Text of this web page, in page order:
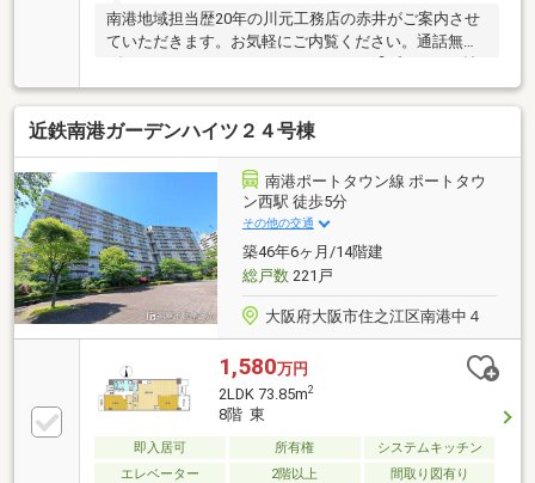
南港地域担当歴20年の川元工務店の赤井がご案内させ
ていただきます。お気軽にご内覧ください。通話無料
ダイヤル ０１２０－９６１－１６８【プレゼント情
報をご覧ください！】【改装内容】・全室クロス貼
替・システムキッチン交換・ユニットバス交換・給湯
器交換・トイレ交換・洗面所交換・全室クロス貼替・
CF貼替住宅金融支援機構(フラット35)利用可！50代、
派遣社員、契約社員、勤続の短い方などローンの心配
な方はご相談下さい！当マンションで売却経験多数ご
ざいます当マンションでのご売却、ご購入川元工務店
の赤井までお気軽にお問合せください。
近鉄南港ガーデンハイツ２４号棟
南港ポートタウン線 ポートタウ
ン西駅 徒歩5分
その他の交通
築46年6ヶ月/14階建
総戸数221戸
大阪府大阪市住之江区南港中４
1,580万円
2LDK 73.85m2
8階 東
即入居可 所有権
システムキッチン
エレベーター
2階以上 間取り図有り